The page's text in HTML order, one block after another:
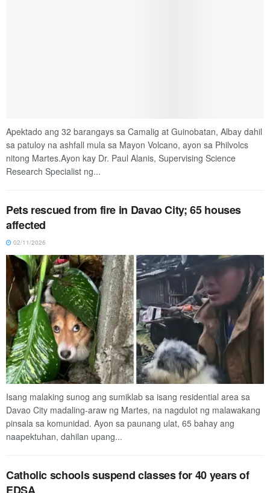
Apektado ang 32 barangays sa Camalig at Guinobatan, Albay dahil
sa patuloy na ashfall mula sa Mayon Volcano, ayon sa Philvolcs
nitong Martes.Ayon kay Dr. Paul Alanis, Supervising Science
Research Specialist ng...
Pets rescued from fire in Davao City; 65 houses
affected
02/11/2026
Isang malaking sunog ang sumiklab sa isang residential area sa
Davao City madaling-araw ng Martes, na nagdulot ng malawakang
pinsala sa komunidad. Ayon sa paunang ulat, 65 bahay ang
naapektuhan, dahilan upang...
Catholic schools suspend classes for 40 years of